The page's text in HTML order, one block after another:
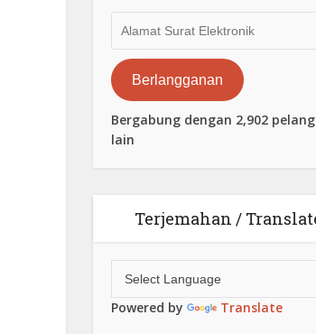
Surat
Elektronik
Berlangganan
Bergabung dengan 2,902
lain
Terjemahan /
Powered by Translate